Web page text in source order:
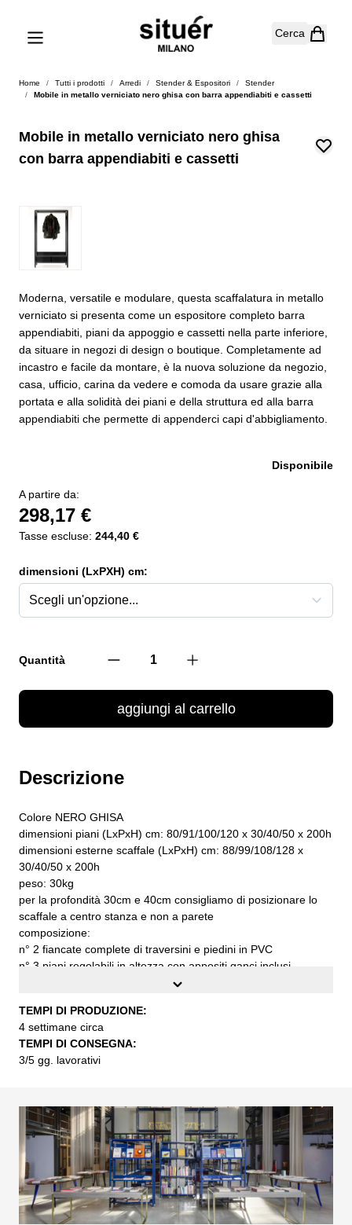
Cerca
Home / Tutti i prodotti / Arredi / Stender & Espositori /
Stender
/
Mobile in metallo verniciato nero ghisa con barra appendiabiti e cassetti
Mobile in metallo verniciato nero ghisa
con barra appendiabiti e cassetti
Moderna, versatile e modulare, questa scaffalatura in metallo
verniciato si presenta come un espositore completo barra
appendiabiti, piani da appoggio e cassetti nella parte inferiore,
da situare in negozi di design o boutique. Completamente ad
incastro e facile da montare, è la nuova soluzione da negozio,
casa, ufficio, carina da vedere e comoda da usare grazie alla
portata e alla solidità dei piani e della struttura ed alla barra
appendiabiti che permette di appenderci capi d'abbigliamento.
Disponibile
A partire da:
298,17 €
Tasse escluse: 244,40 €
dimensioni (LxPXH) cm:
Quantità
aggiungi al carrello
Descrizione
Colore NERO GHISA
dimensioni piani (LxPxH) cm: 80/91/100/120 x 30/40/50 x 200h
dimensioni esterne scaffale (LxPxH) cm: 88/99/108/128 x
30/40/50 x 200h
peso: 30kg
per la profondità 30cm e 40cm consigliamo di posizionare lo
scaffale a centro stanza e non a parete
composizione:
n° 2 fiancate complete di traversini e piedini in PVC
n° 3 piani regolabili in altezza con appositi ganci inclusi
n° 1 barra appendiabiti con supporti per fissaggio al piano
n° 2 grappe di fissaggio al muro complete di viti e tasselli
n° 1 fascia stabilizzatrice
portata per ogni piano a carico uniformemente distribuito kg.
90
TEMPI DI PRODUZIONE:
4 settimane circa
TEMPI DI CONSEGNA:
3/5 gg. lavorativi
TEMPI DI PRODUZIONE:
4 settimane circa
TEMPI DI CONSEGNA:
3/5 gg. lavorativi